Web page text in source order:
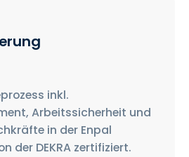
inkl.
Arbeitssicherheit und
in der Enpal
der DEKRA zertifiziert.